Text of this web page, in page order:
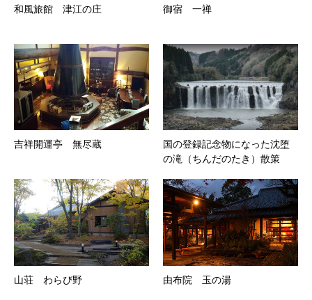
和風旅館 津江の庄 御宿 一禅
吉祥開運亭 無尽蔵
国の登録記念物になった沈堕
の滝（ちんだのたき）散策
山荘 わらび野 由布院 玉の湯